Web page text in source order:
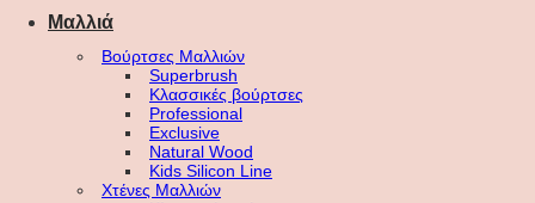
Μαλλιά
Βούρτσες Μαλλιών
Superbrush
Κλασσικές βούρτσες
Professional
Exclusive
Natural Wood
Kids Silicon Line
Χτένες Μαλλιών